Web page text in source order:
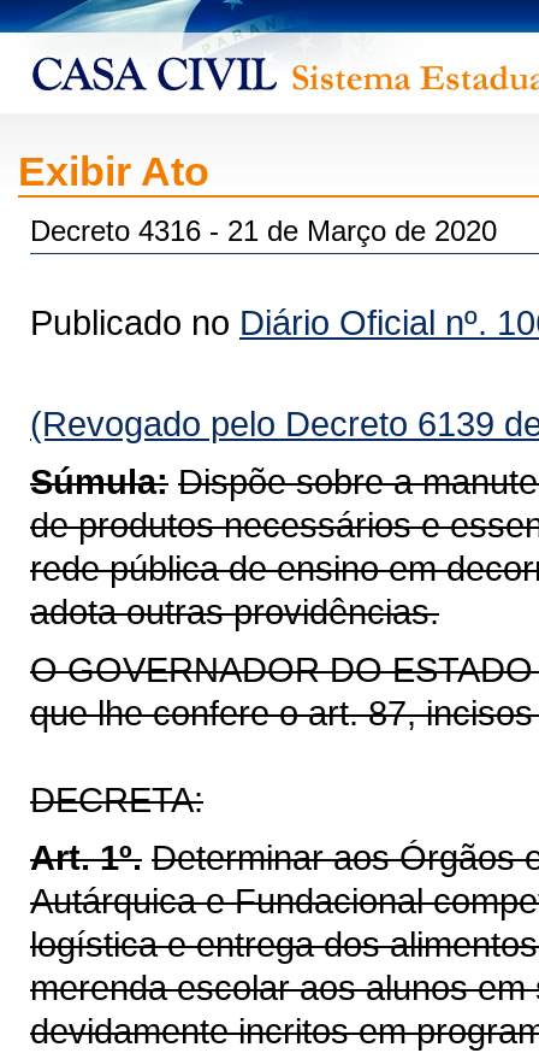
Exibir Ato
Decreto 4316 - 21 de Março de 2020
Publicado no Diário Oficial nº.
(Revogado pelo Decreto 6139
Súmula: Dispõe sobre a
de produtos necessários e
rede pública de ensino em
adota outras providências.
O GOVERNADOR DO
que lhe confere o art. 87,
DECRETA:
Art. 1º. Determinar aos Órgãos
Autárquica e Fundacional
logística e entrega dos
merenda escolar aos alunos
devidamente incritos em